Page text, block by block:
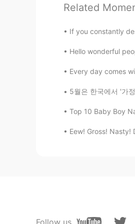
Miwa
残りのご飯
残り物の
息子はチャ
ちなみに
How does
Related
If you constantly
Hello wonderful
Every day comes
5월은 한국에서 '가정의 달'이어
Top 10 Baby Boy
Eew! Gross!
Follow us